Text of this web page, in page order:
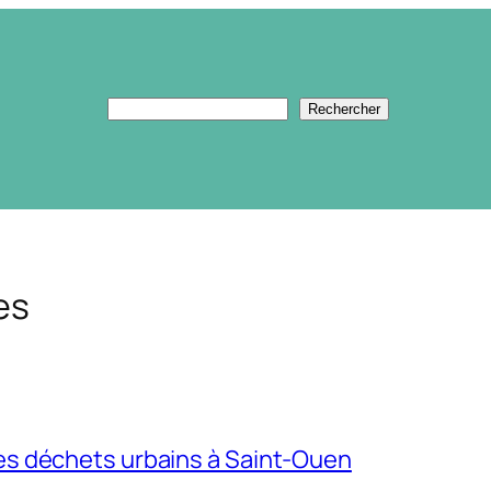
Rechercher Rechercher
déchets urbains à Saint-Ouen